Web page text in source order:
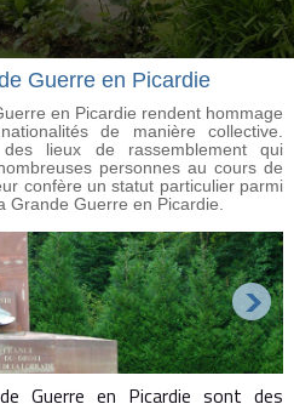
Guerre en Picardie
en Picardie rendent hommage
de manière collective.
lieux de rassemblement qui
personnes au cours de
confère un statut particulier parmi
Guerre en Picardie.
Guerre en Picardie sont des